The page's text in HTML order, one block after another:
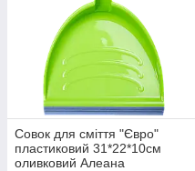
Совок для сміття "Євро"
пластиковий 31*22*10см
оливковий Алеана